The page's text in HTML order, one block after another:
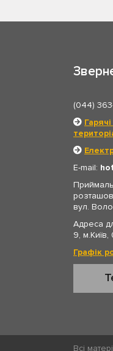
(044)
E-mail:
вул.
Адреса
9, м.Київ,
Графік
Всі